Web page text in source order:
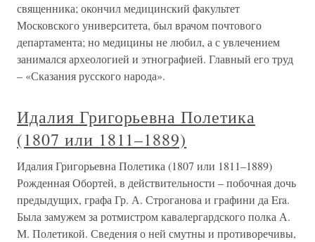
священника; окончил медицинский факультет
Московского университета, был врачом почтового
департамента; но медицины не любил, а с увлечением
занимался археологией и этнографией. Главный его труд
– «Сказания русского народа».
Идалия Григорьевна Полетика
(1807 или 1811–1889)
Идалия Григорьевна Полетика (1807 или 1811–1889)
Рожденная Обортей, в действительности – побочная дочь
предыдущих, графа Гр. А. Строганова и графини да Era.
Была замужем за ротмистром кавалергардского полка А.
М. Полетикой. Сведения о ней смутны и противоречивы,